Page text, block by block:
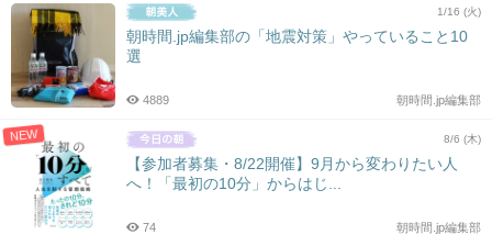
1/16 (火)
朝時間.jp編集部の「地震対策」やっていること10
選
朝時間.jp編集部
4889
NEW 8/6 (木)
【参加者募集・8/22開催】9月から変わりたい人
へ！「最初の10分」からはじ...
朝時間.jp編集部
74